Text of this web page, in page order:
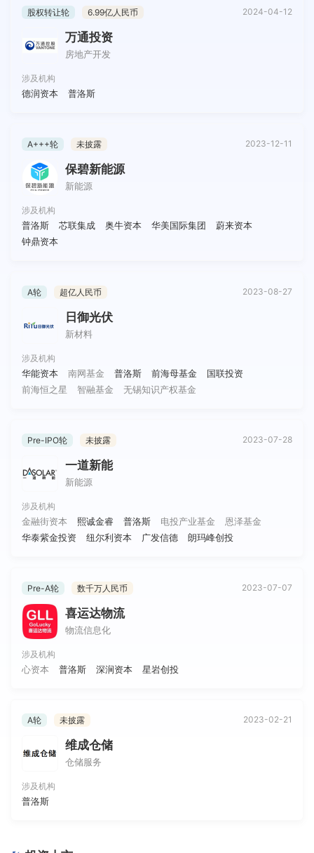
股权转让轮 6.99亿人民币 2024-04-12
万通投资
房地产开发
涉及机构
德润资本 普洛斯
A+++轮 未披露 2023-12-11
保碧新能源
新能源
涉及机构
普洛斯 芯联集成 奥牛资本 华美国际集团
蔚来资本
钟鼎资本
A轮 超亿人民币 2023-08-27
日御光伏
新材料
涉及机构
华能资本 南网基金 普洛斯 前海母基金
国联投资
前海恒之星
智融基金 无锡知识产权基金
Pre-IPO轮 未披露 2023-07-28
一道新能
新能源
涉及机构
金融街资本 熙诚金睿 普洛斯 电投产业基金
恩泽基金
华泰紫金投资
纽尔利资本 广发信德 朗玛峰创投
Pre-A轮 数千万人民币 2023-07-07
喜运达物流
物流信息化
涉及机构
心资本 普洛斯 深涧资本 星岩创投
A轮 未披露 2023-02-21
维成仓储
仓储服务
涉及机构
普洛斯